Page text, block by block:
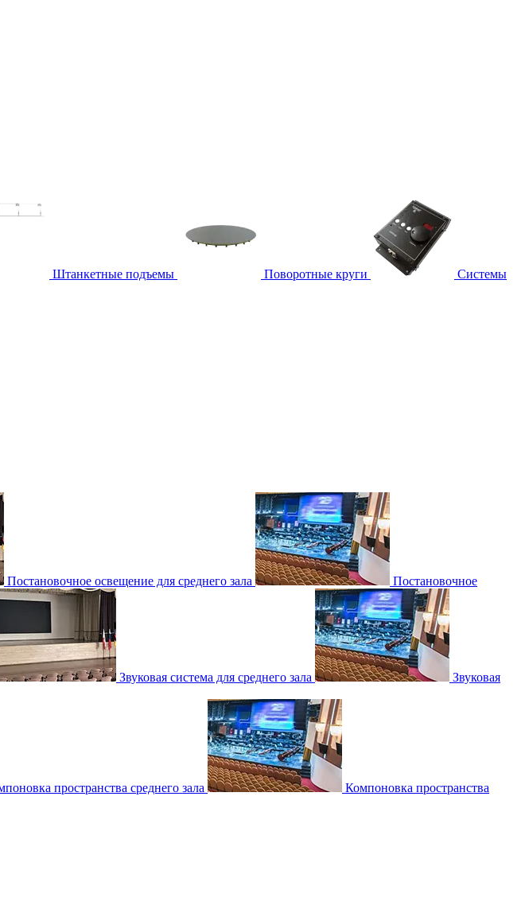
Штанкетные подъемы Поворотные круги
Системы
Постановочное освещение для среднего зала Постановочное
Звуковая система для среднего зала
Звуковая
пространства среднего зала
Компоновка пространства